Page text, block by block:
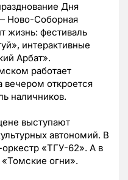
Дня
Ново-Соборная
жизнь: фестиваль
интерактивные
Арбат».
работает
вечером откроется
наличников.
выступают
автономий. В
«ТГУ-62». А в
«Томские огни».